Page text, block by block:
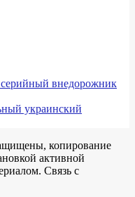
внедорожник
украинский
копирование
активной
Связь с